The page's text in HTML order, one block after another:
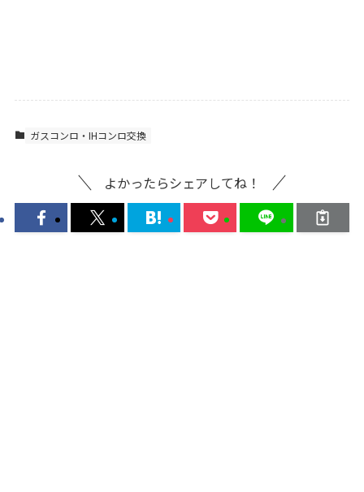
ガスコンロ・IHコンロ交換
よかったらシェアしてね！